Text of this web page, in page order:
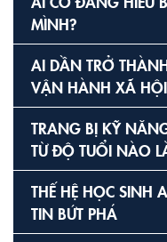
MÌNH?
AI DẦN TRỞ
VẬN HÀNH XÃ
TRANG BỊ KỸ
TỪ ĐỘ TUỔI NÀO
THẾ HỆ HỌC SINH
TIN BỨT PHÁ